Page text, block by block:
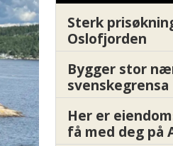
Sterk
Oslofjorden
Bygger stor
svenskegrensa
Her er
få med deg på